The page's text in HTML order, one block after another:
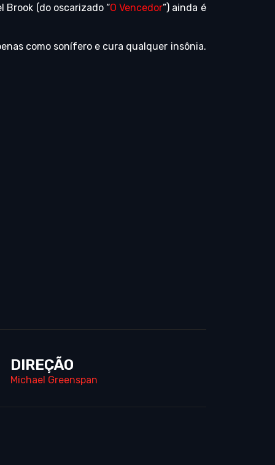
Brook (do oscarizado “O Vencedor”) ainda é
como sonífero e cura qualquer insônia.
DIREÇÃO
Michael Greenspan